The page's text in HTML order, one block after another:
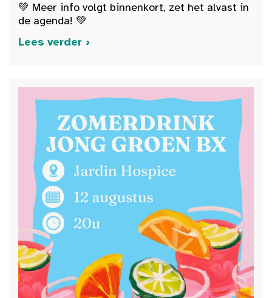
💚 Meer info volgt binnenkort, zet het alvast in
de agenda! 💚
Lees verder ›